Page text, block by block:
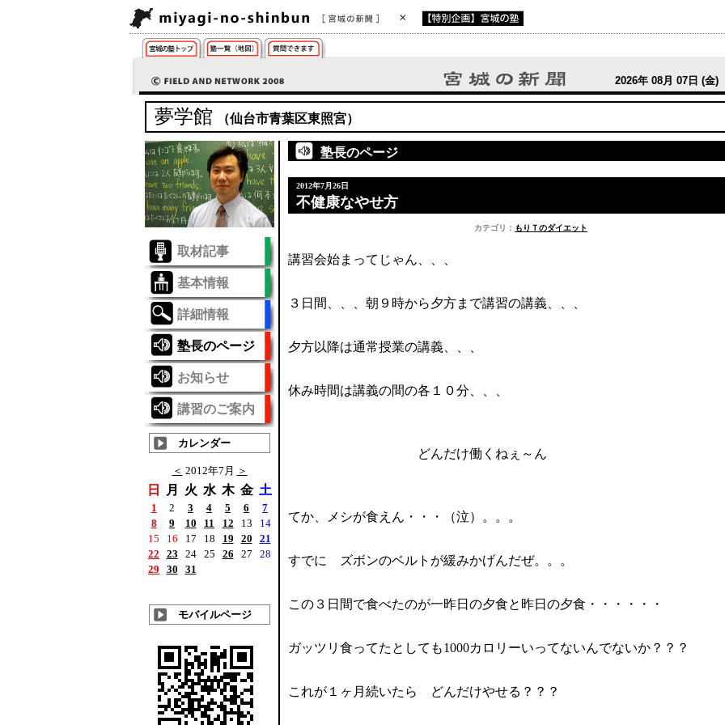
2026年 08月 07日 (金)
夢学館 （仙台市青葉区東照宮）
塾長のページ
2012年7月26日
不健康なやせ方
カテゴリ： もりＴのダイエット
講習会始まってじゃん、、、
３日間、、、朝９時から夕方まで講習の講義、、、
夕方以降は通常授業の講義、、、
休み時間は講義の間の各１０分、、、
どんだけ働くねぇ～ん
てか、メシが食えん・・・（泣）。。。
すでに ズボンのベルトが緩みかげんだぜ。。。
この３日間で食べたのが一昨日の夕食と昨日の夕食・・・・・・
ガッツリ食ってたとしても1000カロリーいってないんでないか？？？
これが１ヶ月続いたら どんだけやせる？？？
取材記事
基本情報
詳細情報
塾長のページ
お知らせ
講習のご案内
カレンダー
＜ 2012年7月 ＞
日 月 火 水 木 金 土
1 2 3 4 5 6
7
8
9 10 11 12 13
14
15
16 17 18 19 20
21
22
23 24 25 26 27
28
29
30 31
モバイルページ